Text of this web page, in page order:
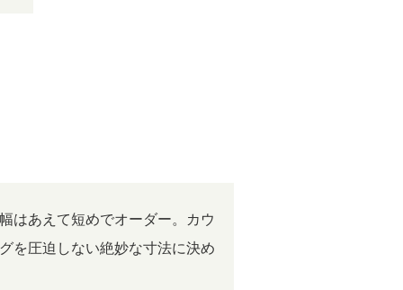
はあえて短めでオーダー。カウ
を圧迫しない絶妙な寸法に決め